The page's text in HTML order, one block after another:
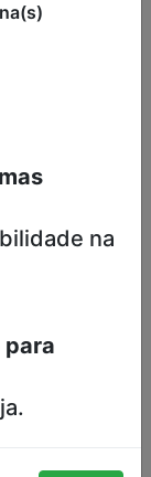
1KG
na
para